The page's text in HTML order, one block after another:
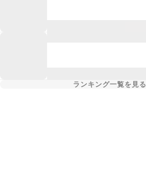
ランキング一覧を見る